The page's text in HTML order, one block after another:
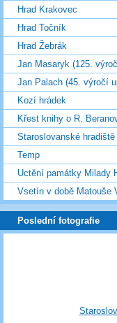
Hrad Krakovec
Hrad Točník
Hrad Žebrák
Jan Masaryk (125.
Jan Palach (45. výročí
Kozí hrádek
Křest knihy o R.
Staroslovanské
Temp
Uctění památky Milady
Vsetín v době Matouše
Poslední fotografie